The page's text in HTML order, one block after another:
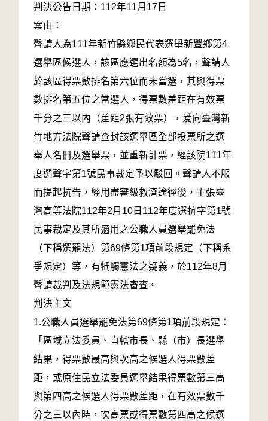
判決公告日期：112年11月17日
案由：
聲請人為111年新竹縣鄉民代表選舉新豐鄉第4
選舉區候選人，該區應選出名額為5名，聲請人
於該區得票數排名第六位而未當選，其與得票
數排名第五位之當選人，得票數差距在有效票
千分之三以內（差距2張有效票），爰向臺灣新
竹地方法院聲請查封該選舉區全部投票所之選
舉人名冊及選舉票，並重新計票，經該院111年
度選聲字第1號民事裁定予以駁回。聲請人不服
而提起抗告，經用盡審級救濟途徑後，主張臺
灣高等法院112年2月10日112年度選抗字第1號
民事裁定及其所適用之公職人員選舉罷免法
（下稱選罷法）第69條第1項前段規定（下稱系
爭規定）等，有牴觸憲法之疑義，於112年8月
聲請裁判及法規範憲法審查。
判決主文
1.公職人員選舉罷免法第69條第1項前段規定：
「區域立法委員、直轄市長、縣（市）長選舉
結果，得票數最高與次高之候選人得票數差
距，或原住民立法委員選舉結果得票數第三高
與第四高之候選人得票數差距，在有效票數千
分之三以內時，次高票或得票數第四高之候選